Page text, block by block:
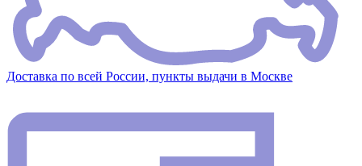
Доставка по всей России, пункты выдачи в Москве